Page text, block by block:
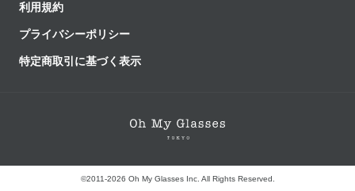
利用規約
プライバシーポリシー
特定商取引に基づく表示
©2011-2026 Oh My Glasses Inc. All Rights Reserved.